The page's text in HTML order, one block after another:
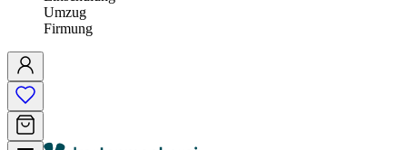
Umzug
Firmung